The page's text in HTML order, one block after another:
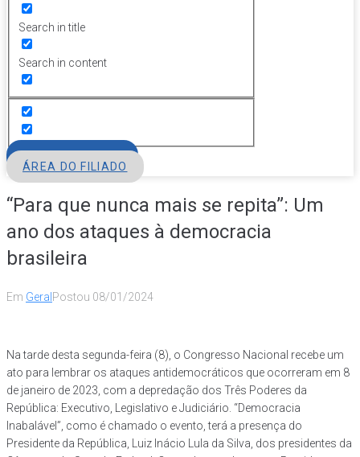
Search in title
Search in content
ÁREA DO FILIADO
“Para que nunca mais se repita”: Um
ano dos ataques à democracia
brasileira
Em Geral Postou 08/01/2024
Na tarde desta segunda-feira (8), o Congresso Nacional recebe um
ato para lembrar os ataques antidemocráticos que ocorreram em 8
de janeiro de 2023, com a depredação dos Três Poderes da
República: Executivo, Legislativo e Judiciário. “Democracia
Inabalável”, como é chamado o evento, terá a presença do
Presidente da República, Luiz Inácio Lula da Silva, dos presidentes da